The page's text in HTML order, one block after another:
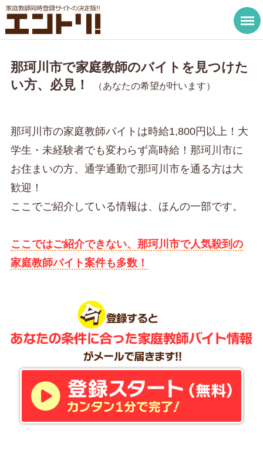
那珂川市で家庭教師のバイトを見つけた
い方、必見！
（あなたの希望が叶います）
那珂川市の家庭教師バイトは時給1,800円以上！大
学生・未経験者でも変わらず高時給！那珂川市に
お住まいの方、通学通勤で那珂川市を通る方は大
歓迎！
ここでご紹介している情報は、ほんの一部です。
ここではご紹介できない、那珂川市で人気殺到の
家庭教師バイト案件も多数！